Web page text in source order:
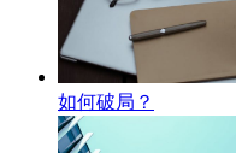
如何破局？